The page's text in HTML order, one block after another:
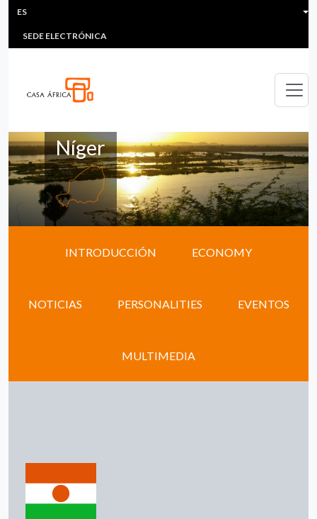
Pasar al contenido principal
HEADER MENU
MULTIMEDIA
SEDE ELECTRÓNICA
ES
Níger
INTRODUCCIÓN ECONOMY
NOTICIAS PERSONALITIES EVENTOS
MULTIMEDIA